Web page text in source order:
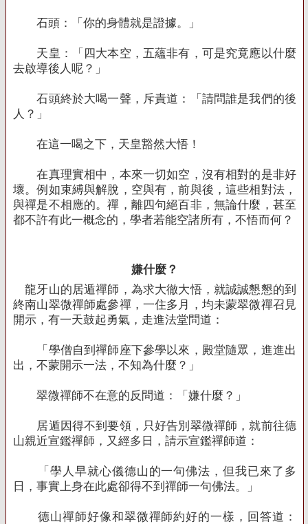
石頭：「你的身體就是證據。」
天皇：「四大本空，五蘊非有，可是究竟應以什麼
去啟導後人呢？」
石頭終於大喝一聲，斥責道：「請問誰是我們的後
人？」
在這一喝之下，天皇豁然大悟！
在真理實相中，本來一切如空，沒有相對的是非好
壞。例如束縛與解脫，空與有，前與後，這些相對法，
與禪是不相應的。禪，離四句絕百非，無論什麼，甚至
都不許有此一概念的，學者若能空諸所有，不悟而何？
嫌什麼？
龍牙山的居遁禪師，為求大徹大悟，就誠誠懇懇的到
終南山翠微禪師處參禪，一住多月，均未蒙翠微禪召見
開示，有一天鼓起勇氣，走進法堂問道：
「學僧自到禪師座下參學以來，殿堂隨眾，進進出
出，不蒙開示一法，不知為什麼？」
翠微禪師不在意的反問道：「嫌什麼？」
居遁因得不到要領，只好告別翠微禪師，就前往德
山親近宣鑑禪師，又經多日，請示宣鑑禪師道：
「學人早就心儀德山的一句佛法，但我已來了多
日，事實上身在此處卻得不到禪師一句佛法。」
德山禪師好像和翠微禪師約好的一樣，回答道：